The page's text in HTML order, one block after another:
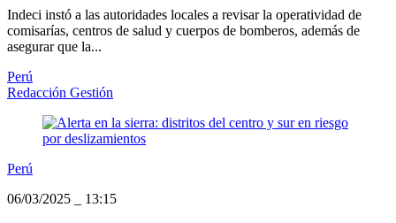
Indeci instó a las autoridades locales a revisar la operatividad de
comisarías, centros de salud y cuerpos de bomberos, además de
asegurar que la...
Perú
Redacción Gestión
Perú
06/03/2025
13:15